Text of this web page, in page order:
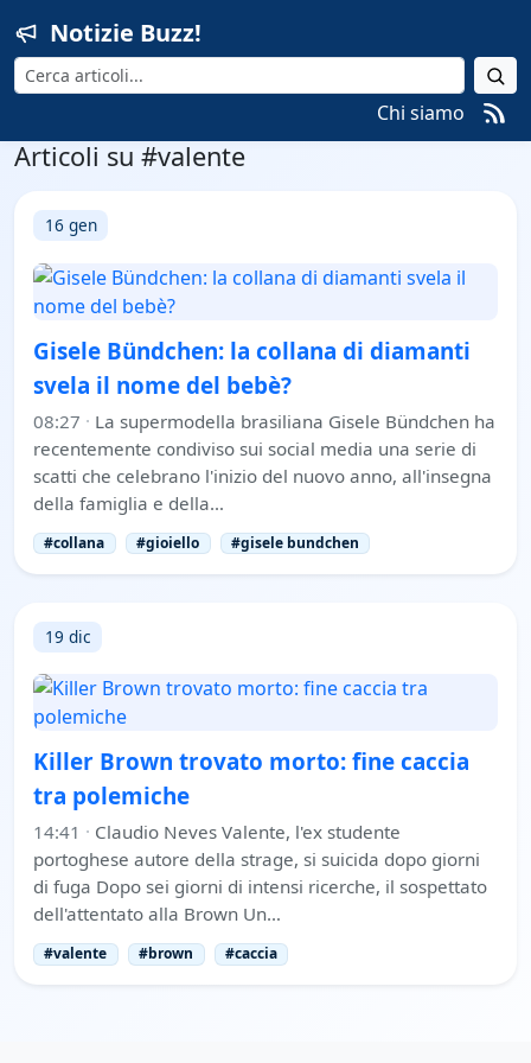
Notizie Buzz!
Cerca
Chi siamo
Articoli su #valente
16 gen
Gisele Bündchen: la collana di diamanti
svela il nome del bebè?
08:27 · La supermodella brasiliana Gisele Bündchen ha
recentemente condiviso sui social media una serie di
scatti che celebrano l'inizio del nuovo anno, all'insegna
della famiglia e della…
#collana #gioiello #gisele bundchen
19 dic
Killer Brown trovato morto: fine caccia
tra polemiche
14:41 · Claudio Neves Valente, l'ex studente
portoghese autore della strage, si suicida dopo giorni
di fuga Dopo sei giorni di intensi ricerche, il sospettato
dell'attentato alla Brown Un…
#valente #brown #caccia